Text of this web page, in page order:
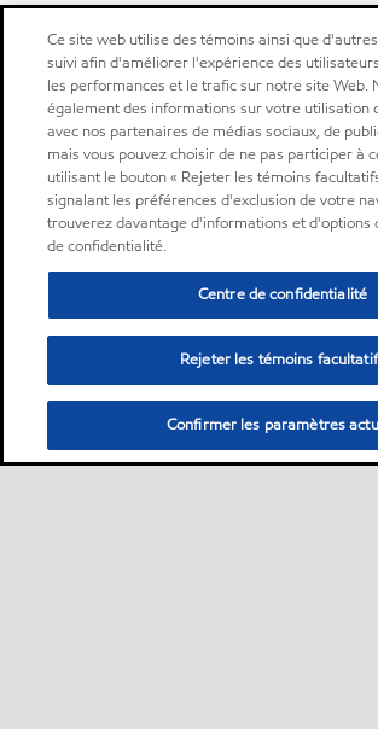
Ce site web utilise des témoins ainsi que
suivi afin d'améliorer l'expérience des
les performances et le trafic sur notre site Web.
également des informations sur votre utilisation
avec nos partenaires de médias sociaux, de
mais vous pouvez choisir de ne pas participer à
utilisant le bouton « Rejeter les témoins
signalant les préférences d'exclusion de votre
trouverez davantage d'informations et d'options
de confidentialité.
Centre de confidentialité
Rejeter les témoins
Confirmer les paramètres